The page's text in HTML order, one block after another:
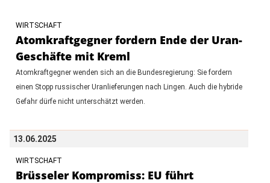
WIRTSCHAFT
Atomkraftgegner fordern Ende der Uran-
Geschäfte mit Kreml
Atomkraftgegner wenden sich an die Bundesregierung: Sie fordern
einen Stopp russischer Uranlieferungen nach Lingen. Auch die hybride
Gefahr dürfe nicht unterschätzt werden.
13.06.2025
WIRTSCHAFT
Brüsseler Kompromiss: EU führt